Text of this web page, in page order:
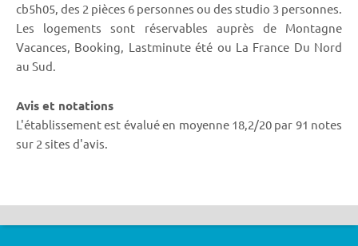
cb5h05, des 2 pièces 6 personnes ou des studio 3 personnes.
Les logements sont réservables auprès de Montagne
Vacances, Booking, Lastminute été ou La France Du Nord
au Sud.
Avis et notations
L'établissement est évalué en moyenne 18,2/20 par 91 notes
sur 2 sites d'avis.